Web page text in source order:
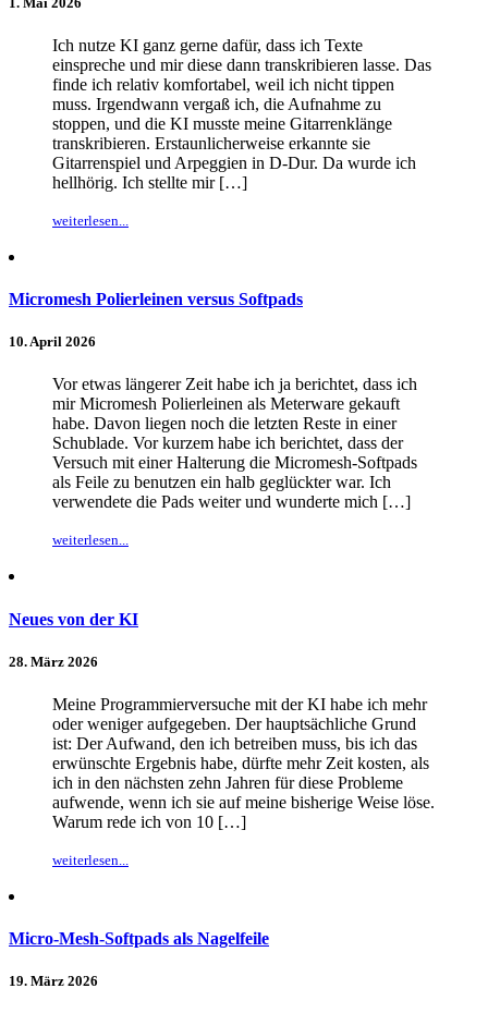
Ich nutze KI ganz gerne dafür, dass ich Texte
einspreche und mir diese dann transkribieren lasse. Das
finde ich relativ komfortabel, weil ich nicht tippen
muss. Irgendwann vergaß ich, die Aufnahme zu
stoppen, und die KI musste meine Gitarrenklänge
transkribieren. Erstaunlicherweise erkannte sie
Gitarrenspiel und Arpeggien in D-Dur. Da wurde ich
hellhörig. Ich stellte mir […]
weiterlesen...
Micromesh Polierleinen versus Softpads
10. April 2026
Vor etwas längerer Zeit habe ich ja berichtet, dass ich
mir Micromesh Polierleinen als Meterware gekauft
habe. Davon liegen noch die letzten Reste in einer
Schublade. Vor kurzem habe ich berichtet, dass der
Versuch mit einer Halterung die Micromesh-Softpads
als Feile zu benutzen ein halb geglückter war. Ich
verwendete die Pads weiter und wunderte mich […]
weiterlesen...
Neues von der KI
28. März 2026
Meine Programmierversuche mit der KI habe ich mehr
oder weniger aufgegeben. Der hauptsächliche Grund
ist: Der Aufwand, den ich betreiben muss, bis ich das
erwünschte Ergebnis habe, dürfte mehr Zeit kosten, als
ich in den nächsten zehn Jahren für diese Probleme
aufwende, wenn ich sie auf meine bisherige Weise löse.
Warum rede ich von 10 […]
weiterlesen...
Micro-Mesh-Softpads als Nagelfeile
19. März 2026